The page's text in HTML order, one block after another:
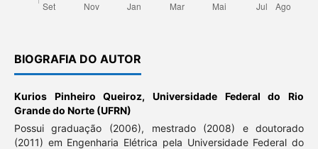
BIOGRAFIA DO AUTOR
Kurios Pinheiro Queiroz, Universidade Federal do Rio
Grande do Norte (UFRN)
Possui graduação (2006), mestrado (2008) e doutorado
(2011) em Engenharia Elétrica pela Universidade Federal do